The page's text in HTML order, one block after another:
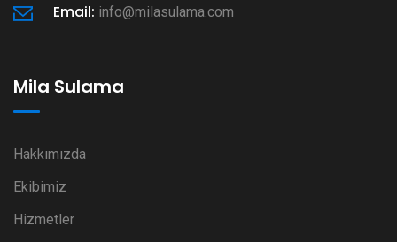
Email: info@milasulama.com
Mila Sulama
Hakkımızda
Ekibimiz
Hizmetler